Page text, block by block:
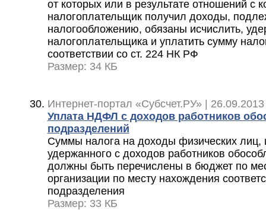
от которых или в результате отношений с
налогоплательщик получил доходы,
налогообложению, обязаны исчислить,
налогоплательщика и уплатить сумму
соответствии со ст. 224 НК РФ
Размер: 34 КБ
Интернет-портал «Субсчет.РУ» |
Уплата НДФЛ с доходов работников
подразделений
Суммы налога на доходы физических лиц,
удержанного с доходов работников
должны быть перечислены в бюджет по
организации по месту нахождения
подразделения
Размер: 33 КБ